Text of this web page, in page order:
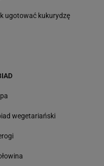
ugotować kukurydzę
wegetariański